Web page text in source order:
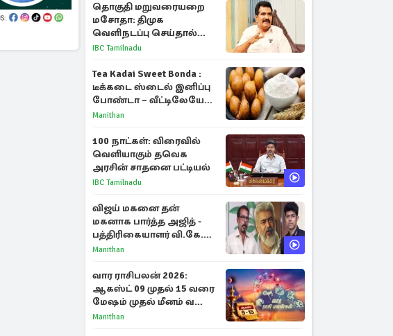
தொகுதி மறுவரையறை
மசோதா: திமுக
வெளிநடப்பு செய்தால்
ஆதரவாகவே கருதப்படும்
IBC Tamilnadu
Tea Kadai Sweet Bonda :
டீக்கடை ஸ்டைல் இனிப்பு
போண்டா – வீட்டிலேயே
செய்வது எப்படி?
Manithan
100 நாட்கள்: விரைவில்
வெளியாகும் தவெக
அரசின் சாதனை பட்டியல்
IBC Tamilnadu
விஜய் மகனை தன்
மகனாக பார்த்த அஜித் -
பத்திரிகையாளர் வி.கே.
சுந்தர் ஓபன் டாக்!
Manithan
வார ராசிபலன் 2026:
ஆகஸ்ட் 09 முதல் 15 வரை
மேஷம் முதல் மீனம் வரை
முழு பலன்கள்
Manithan